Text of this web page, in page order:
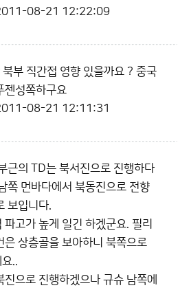
08-21 12:22:09
북부 직간접 영향 있을까요 ? 중국
젠성쪽하구요
08-21 12:11:31
근의 TD는 북서진으로 진행하다
쪽 먼바다에서 북동진으로 전향
보입니다.
파고가 높게 일긴 하겠군요. 필리
은 상층골을 보아하니 북쪽으로
..
진으로 진행하겠으나 규슈 남쪽에